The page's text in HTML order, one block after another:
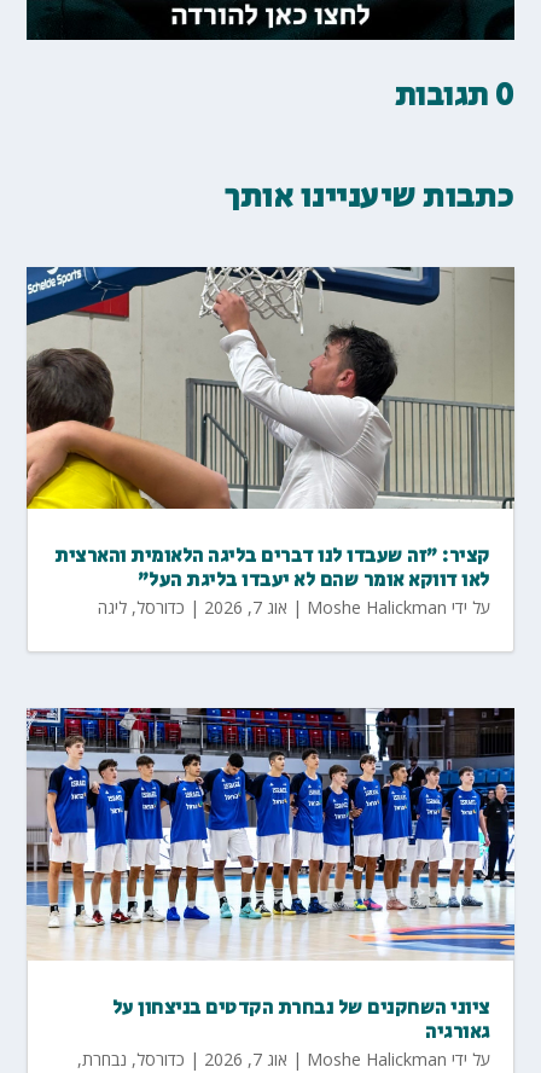
0 תגובות
כתבות שיעניינו אותך
קציר: "זה שעבדו לנו דברים בליגה הלאומית והארצית
לאו דווקא אומר שהם לא יעבדו בליגת העל"
על ידי Moshe Halickman
| אוג 7, 2026 | כדורסל,ליגה
ציוני השחקנים של נבחרת הקדטים בניצחון על
גאורגיה
על ידי Moshe Halickman
| אוג 7, 2026 | כדורסל, נבחרת,